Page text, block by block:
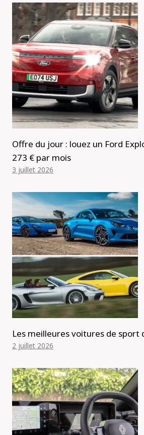
Offre du jour : louez un Ford
273 € par mois
3 juillet 2026
Les meilleures voitures de sport
2 juillet 2026